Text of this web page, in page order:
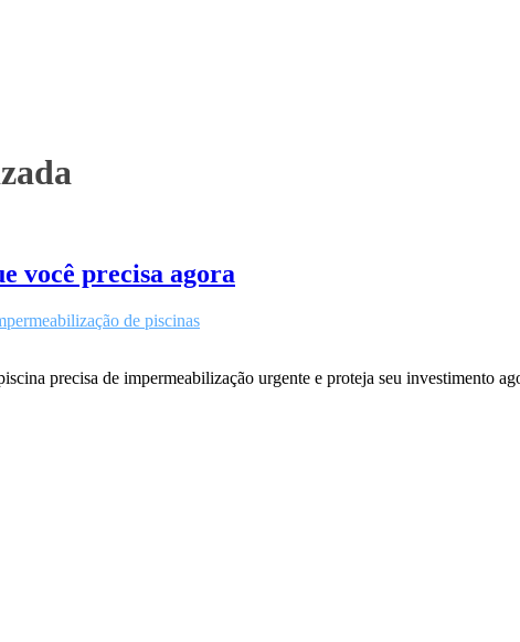
você precisa agora
de piscinas
precisa de impermeabilização urgente e proteja seu investimento